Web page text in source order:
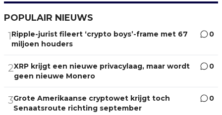
POPULAIR NIEUWS
1Ripple-jurist fileert ‘crypto boys’-frame met 67
miljoen houders
0
2XRP krijgt een nieuwe privacylaag, maar wordt
geen nieuwe Monero
0
3Grote Amerikaanse cryptowet krijgt toch
Senaatsroute richting september
0